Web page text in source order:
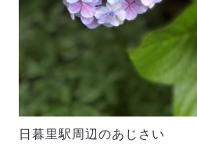
日暮里駅周辺のあじさい